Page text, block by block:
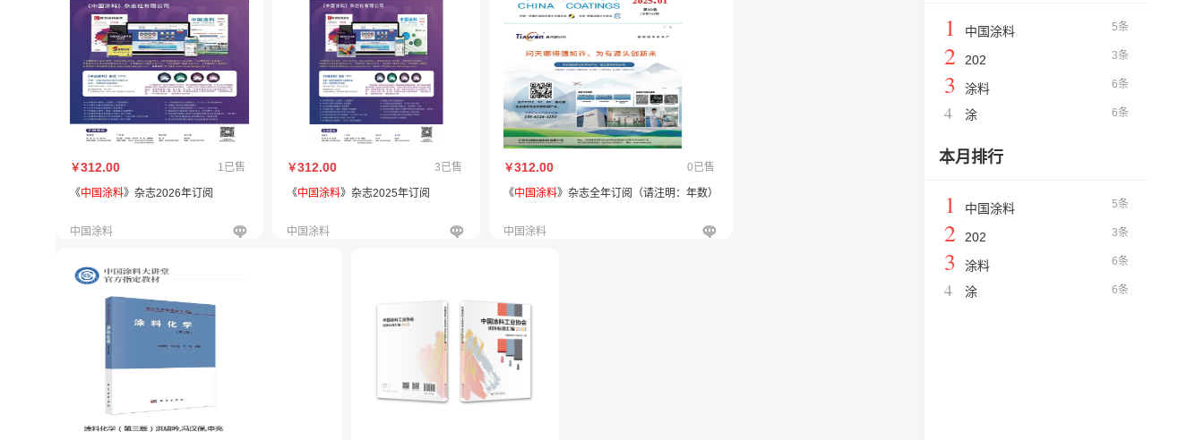
￥312.00 1已售
《中国涂料》杂志2026年订阅
中国涂料
￥312.00 3已售
《中国涂料》杂志2025年订阅
中国涂料
￥312.00 0已售
《中国涂料》杂志全年订阅（请注明：年数）
中国涂料
5条
1 中国涂料
3条
2 202
6条
3 涂料
6条
4 涂
本月排行
5条
1 中国涂料
3条
2 202
6条
3 涂料
6条
4 涂